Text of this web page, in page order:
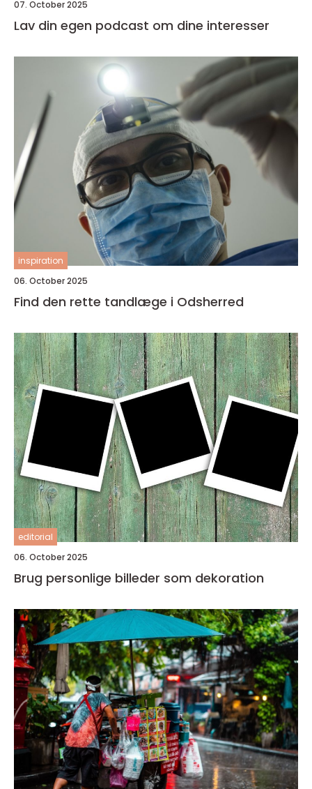
07. October 2025
Lav din egen podcast om dine interesser
inspiration
06. October 2025
Find den rette tandlæge i Odsherred
editorial
06. October 2025
Brug personlige billeder som dekoration